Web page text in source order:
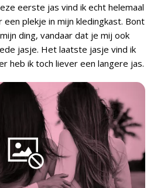
eerste jas vind ik echt helemaal
plekje in mijn kledingkast. Bont
ding, vandaar dat je mij ook
jasje. Het laatste jasje vind ik
heb ik toch liever een langere jas.